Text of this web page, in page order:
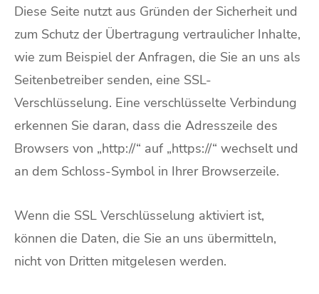
Diese Seite nutzt aus Gründen der Sicherheit und
zum Schutz der Übertragung vertraulicher Inhalte,
wie zum Beispiel der Anfragen, die Sie an uns als
Seitenbetreiber senden, eine SSL-
Verschlüsselung. Eine verschlüsselte Verbindung
erkennen Sie daran, dass die Adresszeile des
Browsers von „http://“ auf „https://“ wechselt und
an dem Schloss-Symbol in Ihrer Browserzeile.
Wenn die SSL Verschlüsselung aktiviert ist,
können die Daten, die Sie an uns übermitteln,
nicht von Dritten mitgelesen werden.